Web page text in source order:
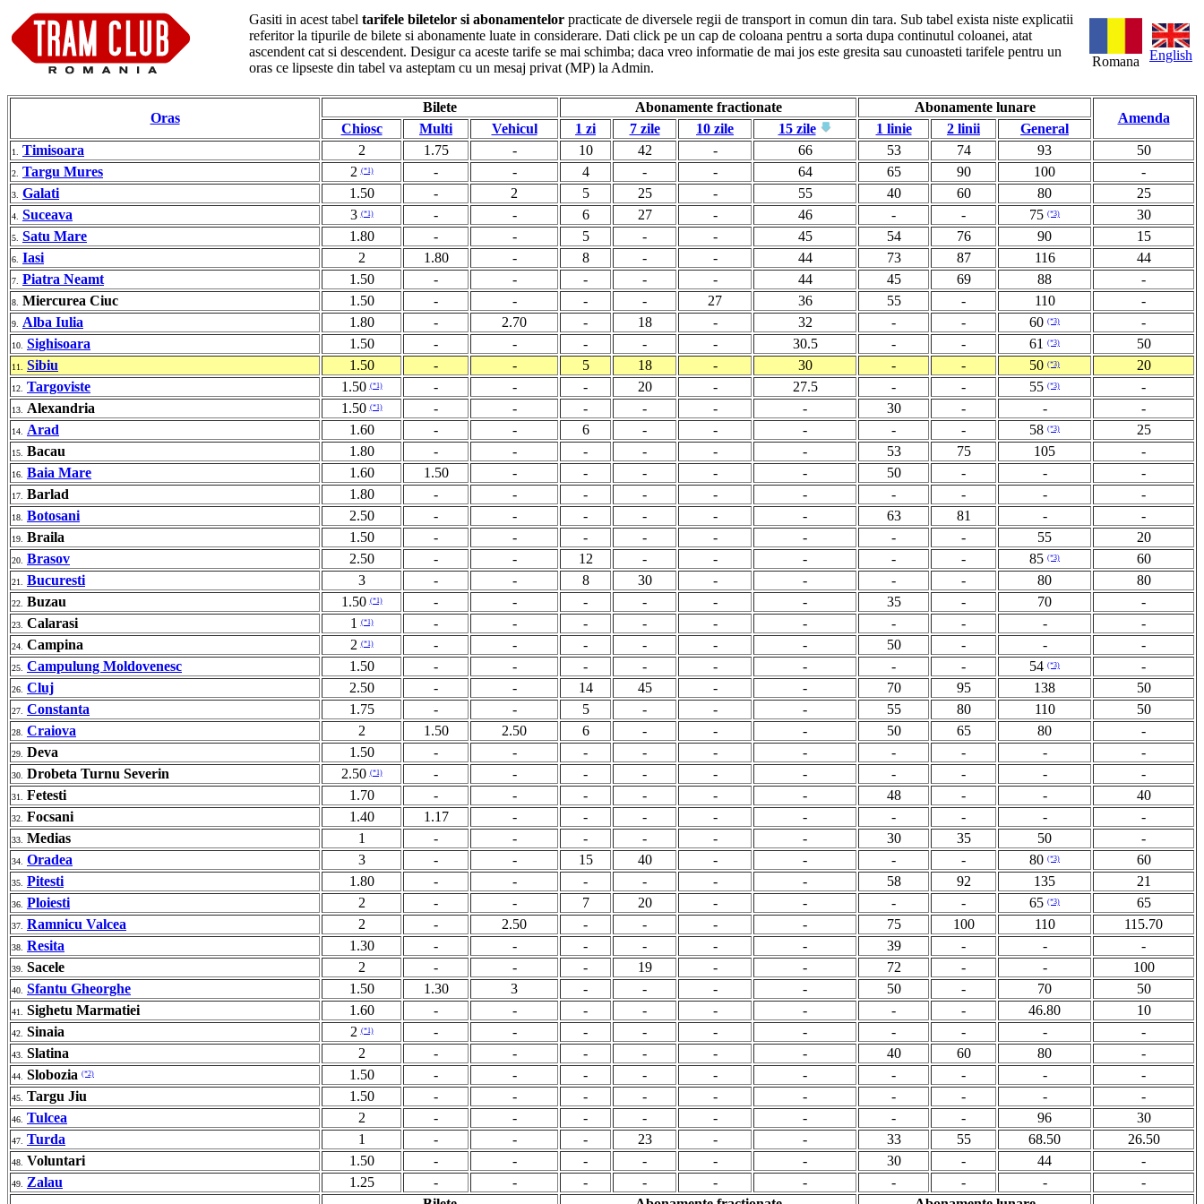
Gasiti in acest tabel tarifele biletelor si abonamentelor practicate de diversele regii de transport in comun din tara. Sub tabel exista niste explicatii
referitor la tipurile de bilete si abonamente luate in considerare. Dati click pe un cap de coloana pentru a sorta dupa continutul coloanei, atat
ascendent cat si descendent. Desigur ca aceste tarife se mai schimba; daca vreo informatie de mai jos este gresita sau cunoasteti tarifele pentru un
oras ce lipseste din tabel va asteptam cu un mesaj privat (MP) la Admin.
Romana English
Oras
Bilete Abonamente fractionate Abonamente lunare
Amenda
Chiosc Multi Vehicul 1 zi 7 zile 10 zile 15 zile 1 linie 2 linii General
1. Timisoara 2 1.75 - 10 42 - 66 53 74 93 50
2. Targu Mures 2(*1) - - 4 - - 64 65 90 100 -
3. Galati 1.50 - 2 5 25 - 55 40 60 80 25
4. Suceava 3(*1) - - 6 27 - 46 - - 75 (*3) 30
5. Satu Mare 1.80 - - 5 - - 45 54 76 90 15
6. Iasi 2 1.80 - 8 - - 44 73 87 116 44
7. Piatra Neamt 1.50 - - - - - 44 45 69 88 -
8. Miercurea Ciuc 1.50 - - - - 27 36 55 - 110 -
9. Alba Iulia 1.80 - 2.70 - 18 - 32 - - 60 (*3) -
10. Sighisoara 1.50 - - - - - 30.5 - - 61 (*3) 50
11. Sibiu 1.50 - - 5 18 - 30 - - 50 (*3) 20
12. Targoviste 1.50(*1) - - - 20 - 27.5 - - 55 (*3) -
13. Alexandria 1.50(*1) - - - - - - 30 - - -
14. Arad 1.60 - - 6 - - - - - 58 (*3) 25
15. Bacau 1.80 - - - - - - 53 75 105 -
16. Baia Mare 1.60 1.50 - - - - - 50 - - -
17. Barlad 1.80 - - - - - - - - - -
18. Botosani 2.50 - - - - - - 63 81 - -
19. Braila 1.50 - - - - - - - - 55 20
20. Brasov 2.50 - - 12 - - - - - 85 (*3) 60
21. Bucuresti 3 - - 8 30 - - - - 80 80
22. Buzau 1.50(*1) - - - - - - 35 - 70 -
23. Calarasi 1(*1) - - - - - - - - - -
24. Campina 2(*1) - - - - - - 50 - - -
25. Campulung Moldovenesc 1.50 - - - - - - - - 54 (*3) -
26. Cluj 2.50 - - 14 45 - - 70 95 138 50
27. Constanta 1.75 - - 5 - - - 55 80 110 50
28. Craiova 2 1.50 2.50 6 - - - 50 65 80 -
29. Deva 1.50 - - - - - - - - - -
30. Drobeta Turnu Severin 2.50(*1) - - - - - - - - - -
31. Fetesti 1.70 - - - - - - 48 - - 40
32. Focsani 1.40 1.17 - - - - - - - - -
33. Medias 1 - - - - - - 30 35 50 -
34. Oradea 3 - - 15 40 - - - - 80 (*3) 60
35. Pitesti 1.80 - - - - - - 58 92 135 21
36. Ploiesti 2 - - 7 20 - - - - 65 (*3) 65
37. Ramnicu Valcea 2 - 2.50 - - - - 75 100 110 115.70
38. Resita 1.30 - - - - - - 39 - - -
39. Sacele 2 - - - 19 - - 72 - - 100
40. Sfantu Gheorghe 1.50 1.30 3 - - - - 50 - 70 50
41. Sighetu Marmatiei 1.60 - - - - - - - - 46.80 10
42. Sinaia 2(*1) - - - - - - - - - -
43. Slatina 2 - - - - - - 40 60 80 -
44. Slobozia (*2) 1.50 - - - - - - - - - -
45. Targu Jiu 1.50 - - - - - - - - - -
46. Tulcea 2 - - - - - - - - 96 30
47. Turda 1 - - - 23 - - 33 55 68.50 26.50
48. Voluntari 1.50 - - - - - - 30 - 44 -
49. Zalau 1.25 - - - - - - - - -
-